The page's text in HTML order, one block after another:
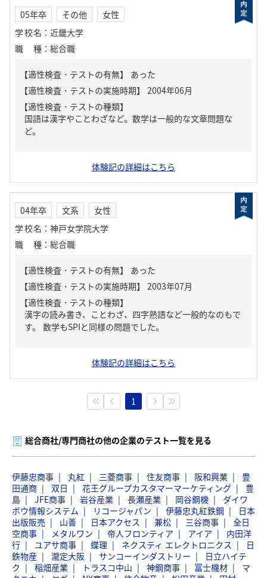
05年卒 その他
女性
学校名 ： 近畿大学
職種 ： 総合職
【適性検査・テストの有無】 あった
【適性検査・テストの種類】
国語は漢字やことわざなど。数学は一般的な文章問題な
ど。
体験記の詳細はこちら
04年卒 文系
女性
学校名 ： 神戸女学院大学
職種 ： 総合職
【適性検査・テストの有無】 あった
【適性検査・テストの種類】
漢字の読み書き、ことわざ、四字熟語など一般的なのもで
す。 数学もSPIと同様の問題でした。
体験記の詳細はこちら
1
総合商社/専門商社の他の企業のテスト一覧を見る
伊藤忠商事 丸紅 三菱商事 住友商事 阪和興業
豊
田通商
双日 花王グループカスタマーマーケティング
豊
島
JFE商事 岩谷産業 長瀬産業 岡谷鋼機
ダイワ
ボウ情報システム
リコージャパン 伊藤忠丸紅鉄鋼
日本
出版販売
山善 日本アクセス 兼松 三谷商事
全日
空商事
メタルワン 帝人フロンティア アイア
内田洋
行
ユアサ商事 蝶理 ネクスティ エレクトロニクス
日
鉄物産
瀧定大阪 サンコーインダストリー
日立ハイテ
ク
稲畑産業 トラスコ中山 神鋼商事 冨士機材
マ